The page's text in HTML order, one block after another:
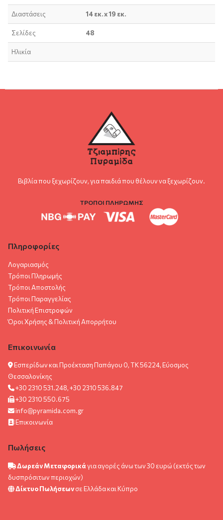
Διαστάσεις 14 εκ. x 19 εκ.
Σελίδες 48
Ηλικία
Βιβλία που ξεχωρίζουν, για παιδιά που θέλουν να ξεχωρίζουν.
ΤΡΟΠΟΙ ΠΛΗΡΩΜΗΣ
Πληροφορίες
Λογαριασμός
Τρόποι Πληρωμής
Τρόποι Αποστολής
Τρόποι Παραγγελίας
Πολιτική Επιστροφών
Όροι Χρήσης & Πολιτική Aπορρήτου
Επικοινωνία
Εσπερίδων και Προέκταση Παπάγου 0, ΤΚ 56224, Εύοσμος
Θεσσαλονίκης
+30 2310 531.248, +30 2310 536.847
+30 2310 550.675
info@pyramida.com.gr
Επικοινωνία
Πωλήσεις
Δωρεάν Μεταφορικάγια αγορές άνω των 30 ευρώ (εκτός των
δυσπρόσιτων περιοχών)
Δίκτυο Πωλήσεωνσε Ελλάδα και Κύπρο